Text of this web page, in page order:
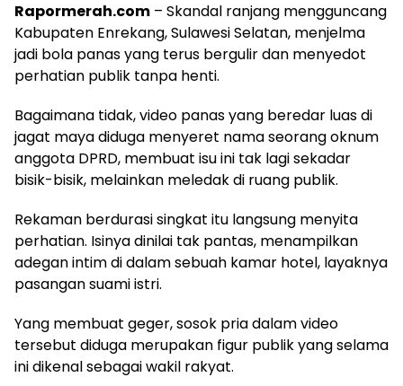
Rapormerah.com – Skandal ranjang mengguncang
Kabupaten Enrekang, Sulawesi Selatan, menjelma
jadi bola panas yang terus bergulir dan menyedot
perhatian publik tanpa henti.
Bagaimana tidak, video panas yang beredar luas di
jagat maya diduga menyeret nama seorang oknum
anggota DPRD, membuat isu ini tak lagi sekadar
bisik-bisik, melainkan meledak di ruang publik.
Rekaman berdurasi singkat itu langsung menyita
perhatian. Isinya dinilai tak pantas, menampilkan
adegan intim di dalam sebuah kamar hotel, layaknya
pasangan suami istri.
Yang membuat geger, sosok pria dalam video
tersebut diduga merupakan figur publik yang selama
ini dikenal sebagai wakil rakyat.